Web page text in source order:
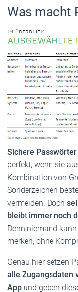
Was macht
Sichere
perfekt, wenn sie
Kombination von
Sonderzeichen
vermeiden. Doch
bleibt immer noch
Denn niemand
merken, ohne
Genau hier setzen
alle Zugangsdaten
App und geben